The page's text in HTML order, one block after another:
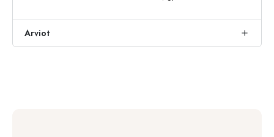
Arviot